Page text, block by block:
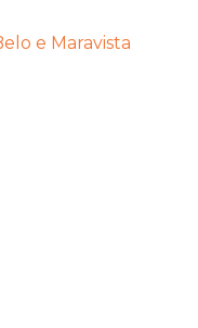
e Maravista